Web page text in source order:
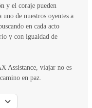
y el coraje pueden
de nuestros oyentes a
en cada acto
y con igualdad de
Assistance, viajar no es
en paz.